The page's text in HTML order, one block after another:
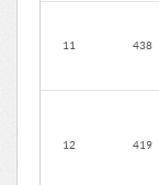
11 438
12 419